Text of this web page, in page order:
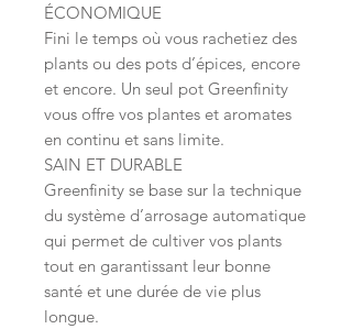
ÉCONOMIQUE
Fini le temps où vous rachetiez des
plants ou des pots d’épices, encore
et encore. Un seul pot Greenfinity
vous offre vos plantes et aromates
en continu et sans limite.
SAIN ET DURABLE
Greenfinity se base sur la technique
du système d’arrosage automatique
qui permet de cultiver vos plants
tout en garantissant leur bonne
santé et une durée de vie plus
longue.